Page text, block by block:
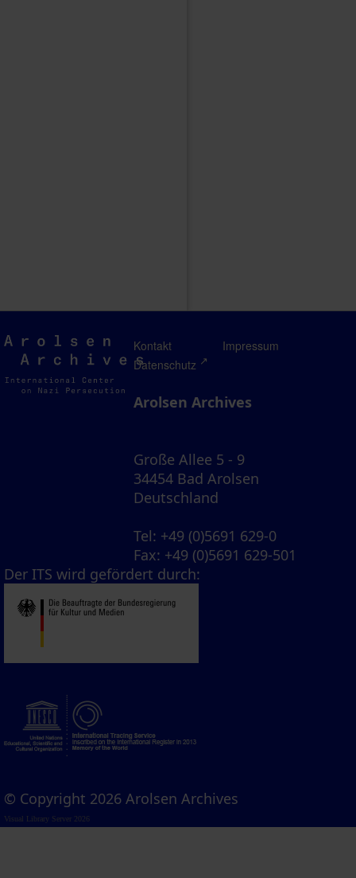
Arolsen
Archives
Kontakt
Impressum
Datenschutz
Arolsen Archives
Große Allee 5 - 9
34454 Bad Arolsen
Deutschland
Tel: +49 (0)5691 629-0
Fax: +49 (0)5691 629-501
Der ITS wird gefördert durch:
© Copyright 2026 Arolsen Archives
Visual Library Server 2026